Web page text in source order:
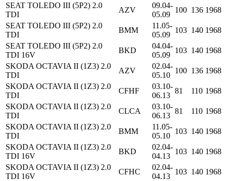
SEAT TOLEDO III (5P2) 2.0
TDI
AZV
09.04-
05.09
100 136 1968
SEAT TOLEDO III (5P2) 2.0
TDI
BMM
11.05-
05.09
103 140 1968
SEAT TOLEDO III (5P2) 2.0
TDI 16V
BKD
04.04-
05.09
103 140 1968
SKODA OCTAVIA II (1Z3) 2.0
TDI
AZV
02.04-
05.10
100 136 1968
SKODA OCTAVIA II (1Z3) 2.0
TDI
CFHF
03.10-
06.13
81 110 1968
SKODA OCTAVIA II (1Z3) 2.0
TDI
CLCA
03.10-
06.13
81 110 1968
SKODA OCTAVIA II (1Z3) 2.0
TDI
BMM
11.05-
05.10
103 140 1968
SKODA OCTAVIA II (1Z3) 2.0
TDI 16V
BKD
02.04-
04.13
103 140 1968
SKODA OCTAVIA II (1Z3) 2.0
TDI 16V
CFHC
02.04-
04.13
103 140 1968